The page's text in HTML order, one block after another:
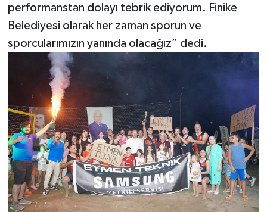
performanstan dolayı tebrik ediyorum. Finike
Belediyesi olarak her zaman sporun ve
sporcularımızın yanında olacağız” dedi.